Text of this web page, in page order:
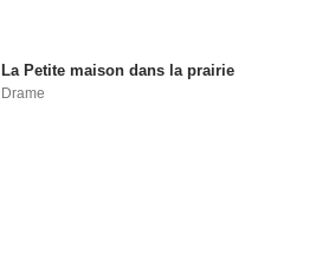
La Petite maison dans la prairie
Drame